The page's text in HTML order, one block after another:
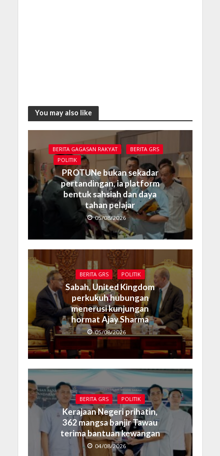
You may also like
BERITA GAGASAN RAKYAT
BERITA GRS
POLITIK
PROTUNe bukan sekadar
pertandingan, ia platform
bentuk sahsiah dan daya
tahan pelajar
05/08/2026
BERITA GRS POLITIK
Sabah, United Kingdom
perkukuh hubungan
menerusi kunjungan
hormat Ajay Sharma
05/08/2026
BERITA GRS POLITIK
Kerajaan Negeri prihatin,
362 mangsa banjir Tawau
terima bantuan kewangan
04/08/2026